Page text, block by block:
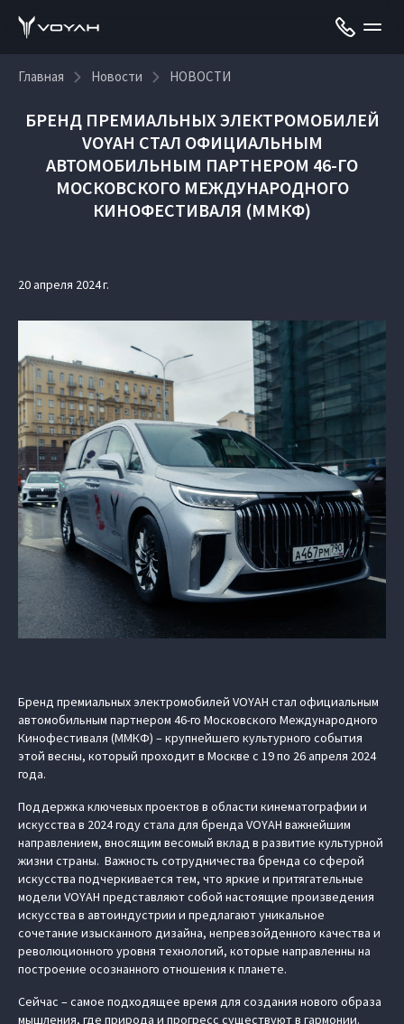
Главная Новости НОВОСТИ
БРЕНД ПРЕМИАЛЬНЫХ ЭЛЕКТРОМОБИЛЕЙ
VOYAH СТАЛ ОФИЦИАЛЬНЫМ
АВТОМОБИЛЬНЫМ ПАРТНЕРОМ 46-ГО
МОСКОВСКОГО МЕЖДУНАРОДНОГО
КИНОФЕСТИВАЛЯ (ММКФ)
20 апреля 2024 г.
Бренд премиальных электромобилей VOYAH стал официальным
автомобильным партнером 46-го Московского Международного
Кинофестиваля (ММКФ) – крупнейшего культурного события
этой весны, который проходит в Москве с 19 по 26 апреля 2024
года.
Поддержка ключевых проектов в области кинематографии и
искусства в 2024 году стала для бренда VOYAH важнейшим
направлением, вносящим весомый вклад в развитие культурной
жизни страны. Важность сотрудничества бренда со сферой
искусства подчеркивается тем, что яркие и притягательные
модели VOYAH представляют собой настоящие произведения
искусства в автоиндустрии и предлагают уникальное
сочетание изысканного дизайна, непревзойденного качества и
революционного уровня технологий, которые направленны на
построение осознанного отношения к планете.
Сейчас – самое подходящее время для создания нового образа
мышления, где природа и прогресс существуют в гармонии.